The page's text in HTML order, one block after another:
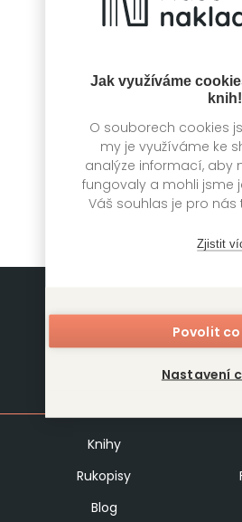
Jak využíváme
knih!
O souborech cookies
my je využíváme ke
analýze informací, aby
fungovaly a mohli jsme
Váš souhlas je pro nás
Zjistit
Povolit
Nastavení
české
Alois Jirásek
Knihy
Rukopisy
Blog